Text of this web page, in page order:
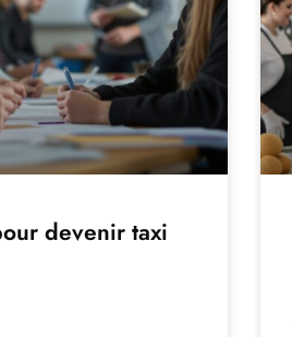
devenir taxi